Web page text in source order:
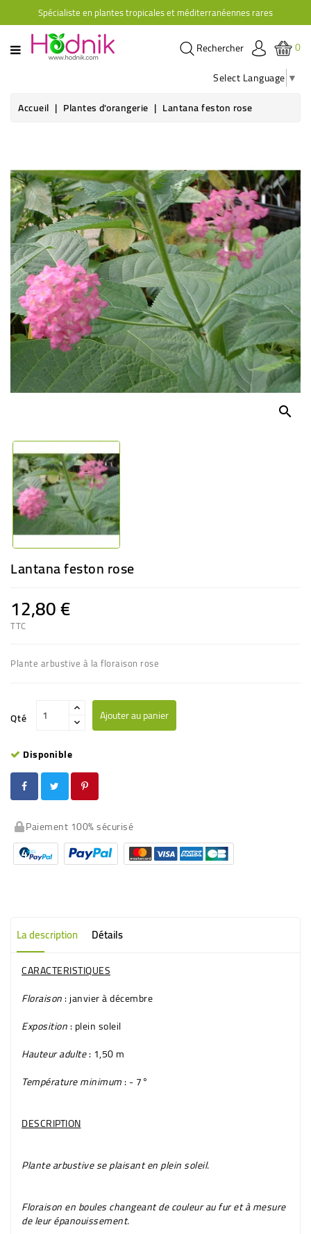
Spécialiste en plantes tropicales et méditerranéennes rares
CATÉGORIE
PLANTES
GRIMPANTES
HIBISCUS
BRUGMANSIAS
PLANTES
RUSTIQUES
PLANTES
RETOMBANTES
CACTÉES
-
PLANTES
GRASSES
BEGONIAS
DE
ENGRAIS
OFFRES
SPÉCIALES
PLANTES
PARFUMÉES
0
Rechercher
Select Language ▼
Accueil
Plantes d'orangerie Lantana feston rose
search
Lantana feston rose
12,80 €
TTC
Plante arbustive à la floraison rose
Qté Ajouter au panier
Disponible
Paiement 100% sécurisé
La description Détails
CARACTERISTIQUES
Floraison: janvier à décembre
Exposition: plein soleil
Hauteur adulte: 1,50 m
Température minimum: - 7°
DESCRIPTION
Plante arbustive se plaisant en plein soleil.
Floraison en boules changeant de couleur au fur et à mesure
de leur épanouissement.